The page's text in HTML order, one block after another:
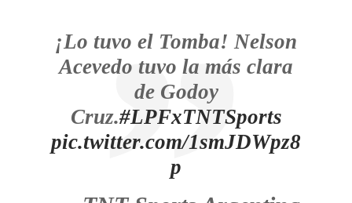
¡Lo tuvo el Tomba! Nelson
Acevedo tuvo la más clara
de Godoy
Cruz.#LPFxTNTSports
pic.twitter.com/1smJDWpz8
p